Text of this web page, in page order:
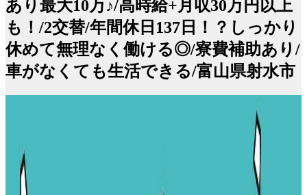
あり最大10万♪/高時給+月収30万円以上
も！/2交替/年間休日137日！？しっかり
休めて無理なく働ける◎/寮費補助あり/
車がなくても生活できる/富山県射水市